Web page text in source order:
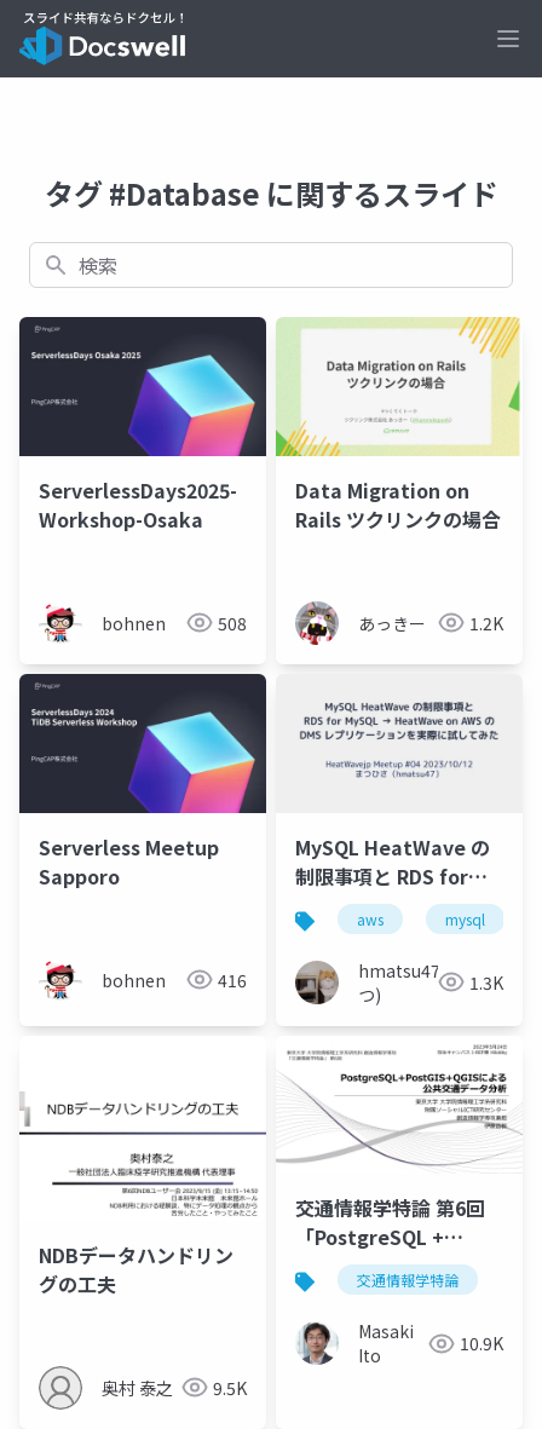
タグ #Database に関するスライド
検索
ServerlessDays2025-
Workshop-Osaka
bohnen 508
Data Migration on
Rails ツクリンクの場合
あっきー 1.2K
Serverless Meetup
Sapporo
bohnen 416
MySQL HeatWave の
制限事項と RDS for
MySQL → HeatWave
on AWS の DMS レプリ
ケーションを実際に試
してみた
aws mysql
hmatsu47(ま
つ)
1.3K
NDBデータハンドリン
グの工夫
奥村 泰之 9.5K
交通情報学特論 第6回
「PostgreSQL +
PostGIS + QGIS による
公共交通データ分析
2」講師：伊藤昌毅
交通情報学特論
Masaki
Ito
10.9K